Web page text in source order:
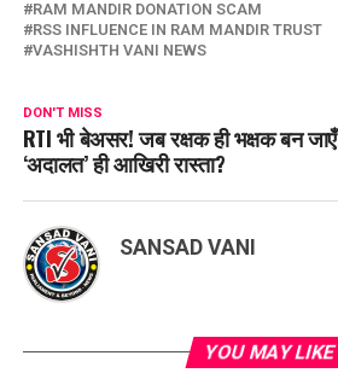
RAM MANDIR DONATION SCAM
RSS INFLUENCE IN RAM MANDIR TRUST
VASHISHTH VANI NEWS
DON'T MISS
RTI भी बेअसर! जब रक्षक ही भक्षक बन
‘अदालत’ ही आखिरी रास्ता?
SANSAD VANI
YOU MAY LIKE